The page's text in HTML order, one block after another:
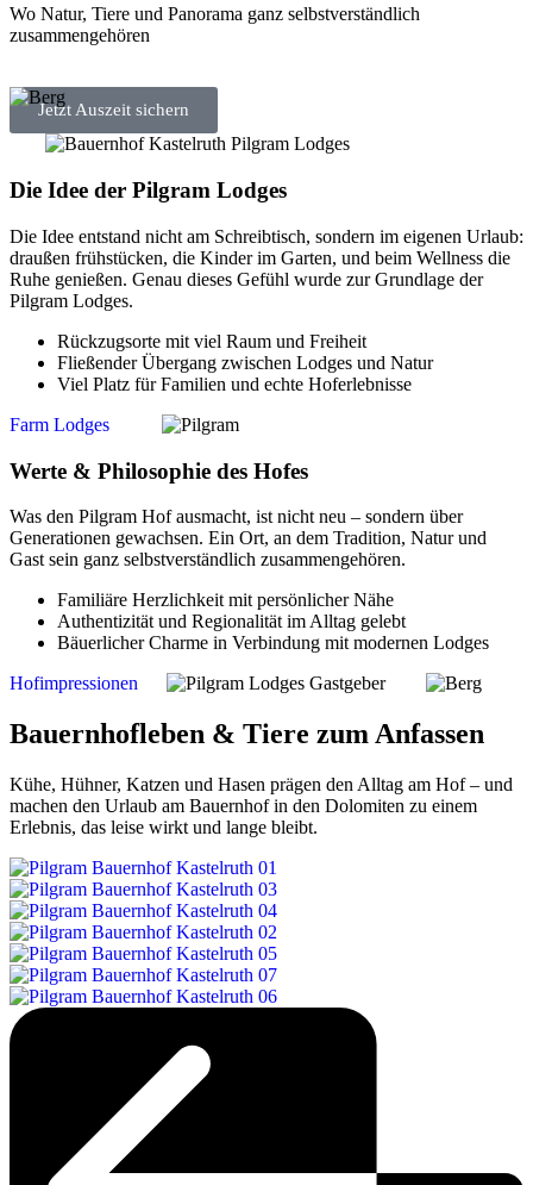
Wo Natur, Tiere und Panorama ganz selbstverständlich
zusammengehören
Jetzt Auszeit sichern
Die Idee der Pilgram Lodges
Die Idee entstand nicht am Schreibtisch, sondern im eigenen Urlaub:
draußen frühstücken, die Kinder im Garten, und beim Wellness die
Ruhe genießen. Genau dieses Gefühl wurde zur Grundlage der
Pilgram Lodges.
Rückzugsorte mit viel Raum und Freiheit
Fließender Übergang zwischen Lodges und Natur
Viel Platz für Familien und echte Hoferlebnisse
Farm Lodges
Werte & Philosophie des Hofes
Was den Pilgram Hof ausmacht, ist nicht neu – sondern über
Generationen gewachsen. Ein Ort, an dem Tradition, Natur und
Gast sein ganz selbstverständlich zusammengehören.
Familiäre Herzlichkeit mit persönlicher Nähe
Authentizität und Regionalität im Alltag gelebt
Bäuerlicher Charme in Verbindung mit modernen Lodges
Hofimpressionen
Bauernhofleben & Tiere zum Anfassen
Kühe, Hühner, Katzen und Hasen prägen den Alltag am Hof – und
machen den Urlaub am Bauernhof in den Dolomiten zu einem
Erlebnis, das leise wirkt und lange bleibt.